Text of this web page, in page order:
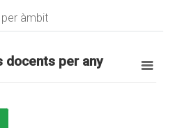
àmbit
per any